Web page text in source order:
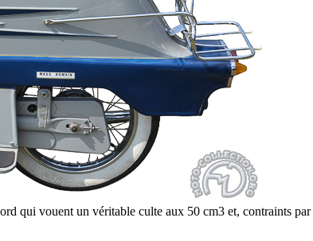
qui vouent un véritable culte aux 50 cm3 et, contraints